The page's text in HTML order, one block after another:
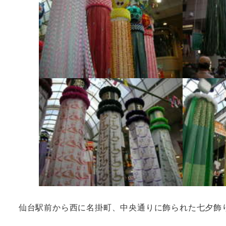
仙台駅前から西に名掛町、中央通りに飾られた七夕飾